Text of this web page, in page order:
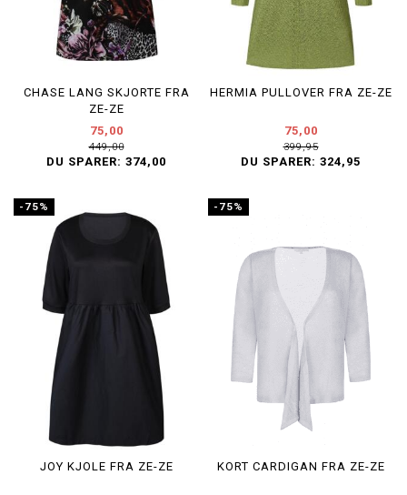
CHASE LANG SKJORTE FRA
ZE-ZE
75,00
449,00
DU SPARER: 374,00
HERMIA PULLOVER FRA ZE-ZE
75,00
399,95
DU SPARER: 324,95
-75%
JOY KJOLE FRA ZE-ZE
-75%
KORT CARDIGAN FRA ZE-ZE